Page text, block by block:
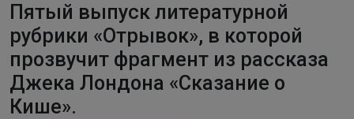
Пятый выпуск литературной
рубрики «Отрывок», в которой
прозвучит фрагмент из рассказа
Джека Лондона «Сказание о
Кише».